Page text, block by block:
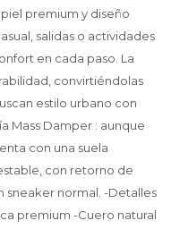
premium y diseño
salidas o actividades
en cada paso. La
convirtiéndolas
estilo urbano con
Mass Damper : aunque
con una suela
con retorno de
sneaker normal. -Detalles
premium -Cuero natural